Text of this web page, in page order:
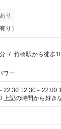
り
り）
/ 竹橋駅から徒歩
ワー
22:30 12:30～22:00
※
能性があります